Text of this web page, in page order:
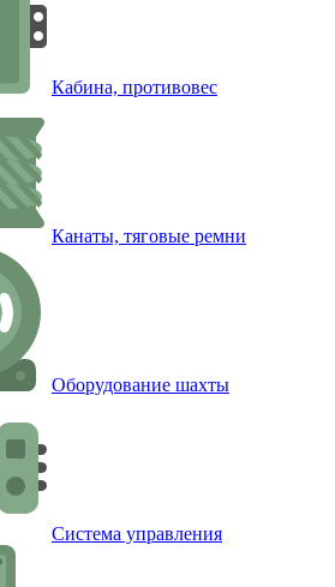
Кабина, противовес
Канаты, тяговые ремни
Оборудование шахты
Система управления